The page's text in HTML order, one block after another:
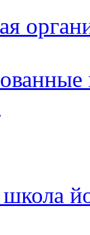
школа